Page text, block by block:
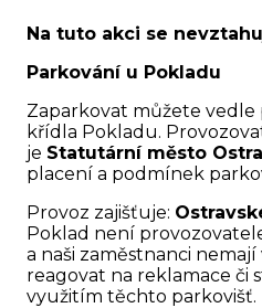
Na tuto akci se
Parkování u Pokladu
Zaparkovat můžete vedle
křídla Pokladu.
je Statutární město
placení a podmínek
Provoz zajišťuje:
Poklad není
a naši zaměstnanci
reagovat na reklamace či
využitím těchto parkovišť.